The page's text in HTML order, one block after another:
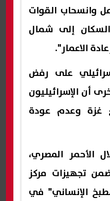
وانسحاب القوات
السكان إلى شمال
الاعمار".
على رفض
أن الإسرائيليون
غزة وعدم عودة
الأحمر المصري،
تجهيزات مركز
الإنساني" في